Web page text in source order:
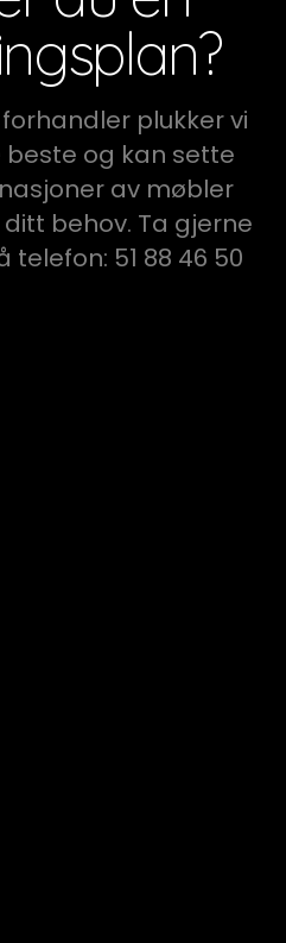
plukker vi
og kan sette
av møbler
behov. Ta gjerne
51 88 46 50